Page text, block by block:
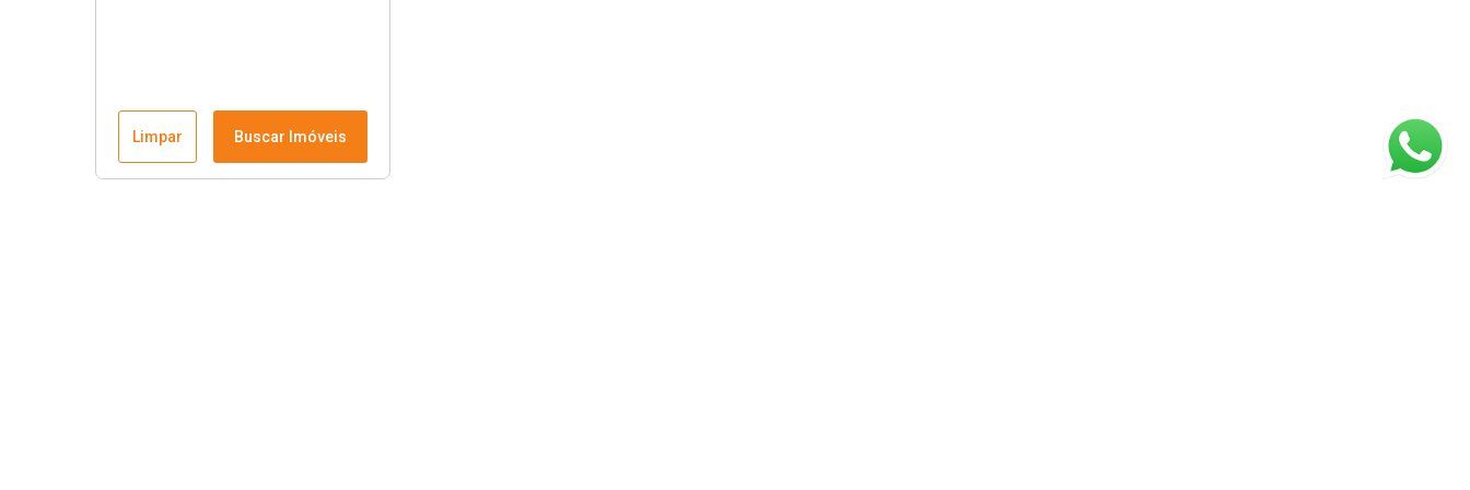
Limpar Buscar Imóveis